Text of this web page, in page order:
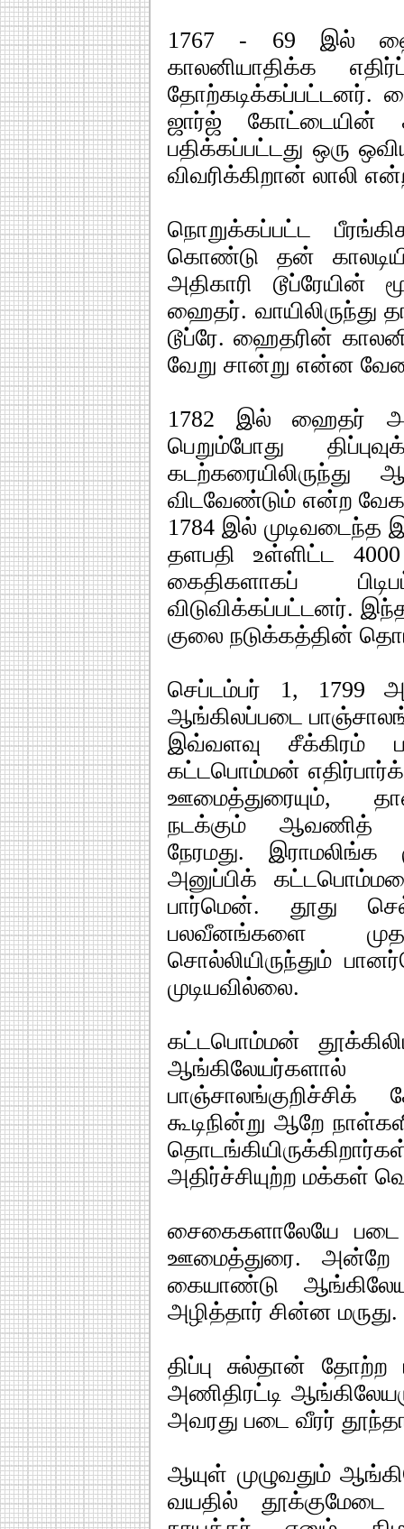
1767 - 69 இல்
காலனியாதிக்க
தோற்கடிக்கப்பட்டனர்.
ஜார்ஜ் கோட்டையின்
பதிக்கப்பட்டது ஒரு
விவரிக்கிறான் லாலி
நொறுக்கப்பட்ட
கொண்டு தன்
அதிகாரி டூப்ரேயின்
ஹைதர்.
டூப்ரே. ஹைதரின்
வேறு சான்று என்ன
1782 இல் ஹைதர்
பெறும்போது
கடற்கரையிலிருந்து
விடவேண்டும் என்ற
1784 இல் முடிவடைந்த
தளபதி உள்ளிட்ட 4000
கைதிகளாகப்
விடுவிக்கப்பட்டனர்.
குலை நடுக்கத்தின்
செப்டம்பர் 1, 1799
ஆங்கிலப்படை
இவ்வளவு சீக்கிரம்
கட்டபொம்மன்
ஊமைத்துரையும்,
நடக்கும் ஆவணித்
நேரமது.
அனுப்பிக்
பார்மென். தூது
பலவீனங்களை
சொல்லியிருந்தும்
முடியவில்லை.
கட்டபொம்மன்
கூடிநின்று ஆறே
அதிர்ச்சியுற்ற மக்கள்
சைகைகளாலேயே படை
ஊமைத்துரை. அன்றே
கையாண்டு
அழித்தார் சின்ன மருது.
திப்பு சுல்தான்
அணிதிரட்டி
அவரது படை வீரர்
ஆயுள் முழுவதும்
வயதில் தூக்குமேடை